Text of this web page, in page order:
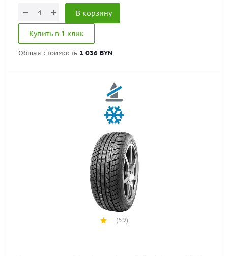
В корзину
Купить в 1 клик
Общая стоимость 1 036 BYN
(59)